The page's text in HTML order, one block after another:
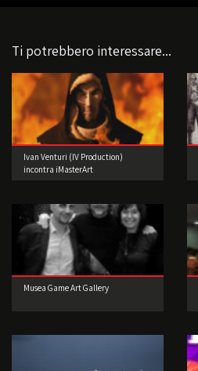
Ti potrebbero interessare...
Ivan Venturi (IV Production)
incontra iMasterArt
Musea Game Art Gallery